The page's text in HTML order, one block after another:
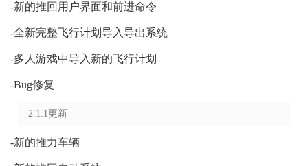
-新的推回用户界面和前进命令
-全新完整飞行计划导入导出系统
-多人游戏中导入新的飞行计划
-Bug修复
2.1.1更新
-新的推力车辆